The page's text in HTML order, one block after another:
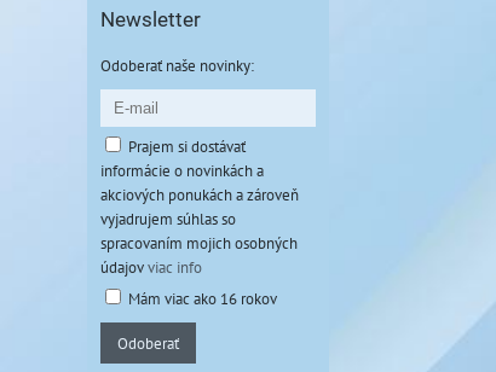
Newsletter
Odoberať naše novinky:
Prajem si dostávať
informácie o novinkách a
akciových ponukách a zároveň
vyjadrujem súhlas so
spracovaním mojich osobných
údajovviac info
Mám viac ako 16 rokov
Odoberať